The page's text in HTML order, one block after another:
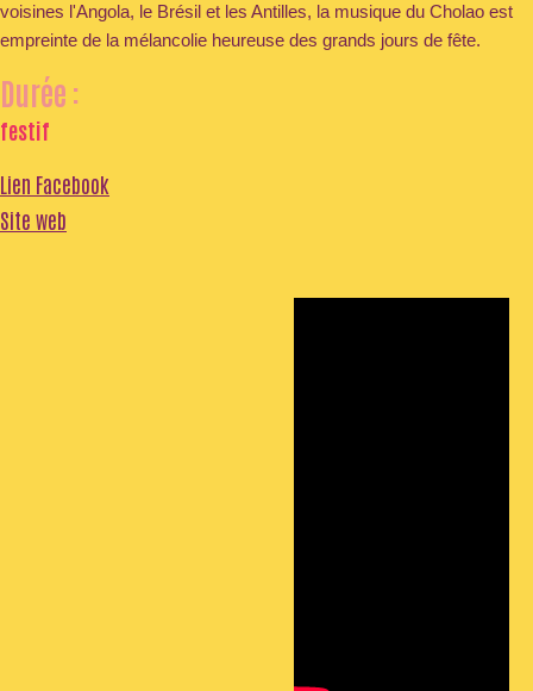
voisines l'Angola, le Brésil et les Antilles, la musique du Cholao est
empreinte de la mélancolie heureuse des grands jours de fête.
Durée :
festif
Lien Facebook
Site web